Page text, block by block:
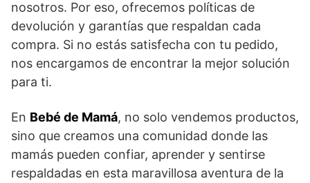
nosotros. Por eso, ofrecemos políticas de
devolución y garantías que respaldan cada
compra. Si no estás satisfecha con tu pedido,
nos encargamos de encontrar la mejor solución
para ti.
En Bebé de Mamá, no solo vendemos productos,
sino que creamos una comunidad donde las
mamás pueden confiar, aprender y sentirse
respaldadas en esta maravillosa aventura de la